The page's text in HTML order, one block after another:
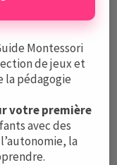
Montessori
de jeux et
la pédagogie
votre première
avec des
la